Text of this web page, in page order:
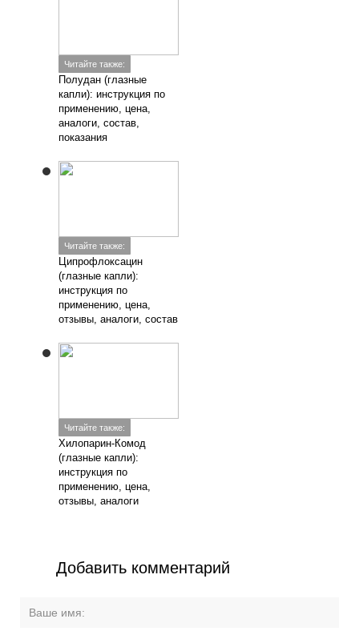
Читайте также:
Полудан (глазные
капли): инструкция по
применению, цена,
аналоги, состав,
показания
Читайте также:
Ципрофлоксацин
(глазные капли):
инструкция по
применению, цена,
отзывы, аналоги, состав
Читайте также:
Хилопарин-Комод
(глазные капли):
инструкция по
применению, цена,
отзывы, аналоги
Добавить комментарий